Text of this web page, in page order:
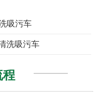
吸污车
洗吸污车
程